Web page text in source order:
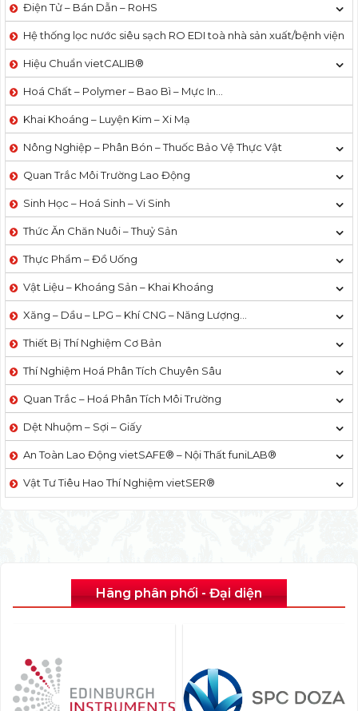
Điện Tử – Bán Dẫn – RoHS
Hệ thống lọc nước siêu sạch RO EDI​​ toà nhà sản xuất/bệnh viện
Hiệu Chuẩn vietCALIB®
Hoá Chất – Polymer – Bao Bì – Mực In…
Khai Khoáng – Luyện Kim – Xi Mạ
Nông Nghiệp – Phân Bón – Thuốc Bảo Vệ Thực Vật
Quan Trắc Môi Trường Lao Động
Sinh Học – Hoá Sinh – Vi Sinh
Thức Ăn Chăn Nuôi – Thuỷ Sản
Thực Phẩm – Đồ Uống
Vật Liệu – Khoáng Sản – Khai Khoáng
Xăng – Dầu – LPG – Khí CNG – Năng Lượng…
Thiết Bị Thí Nghiệm Cơ Bản
Thí Nghiệm Hoá Phân Tích Chuyên Sâu
Quan Trắc – Hoá Phân Tích Môi Trường
Dệt Nhuộm – Sợi – Giấy
An Toàn Lao Động vietSAFE® – Nội Thất funiLAB®
Vật Tư Tiêu Hao Thí Nghiệm vietSER®
Hãng phân phối - Đại diện